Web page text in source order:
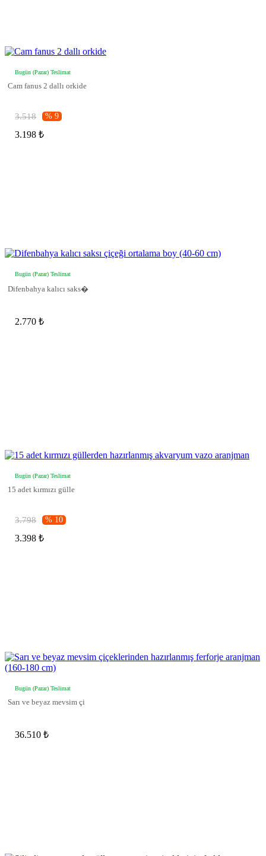
Bugün (Pazar) Teslimat
Cam fanus 2 dallı orkide
3.518 % 9
3.198 ₺
Bugün (Pazar) Teslimat
Difenbahya kalıcı saks�
2.770 ₺
Bugün (Pazar) Teslimat
15 adet kırmızı gülle
3.798 % 10
3.398 ₺
Bugün (Pazar) Teslimat
Sarı ve beyaz mevsim çi
36.510 ₺